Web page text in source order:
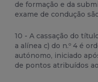
de formação e da
exame de condução
10 - A cassação do
a alínea c) do n.º 4 é
autónomo, iniciado
de pontos atribuídos